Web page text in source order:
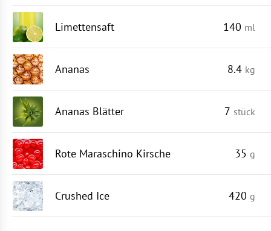
Limettensaft 140 ml
Ananas 8.4 kg
Ananas Blätter 7 stück
Rote Maraschino Kirsche 35 g
Crushed Ice 420 g